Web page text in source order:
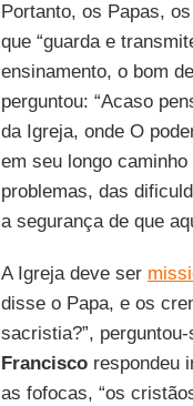
Portanto, os Papas,
que “guarda e
ensinamento, o bom
perguntou: “Acaso
da Igreja, onde O
em seu longo
problemas, das
a segurança de que
A Igreja deve ser
disse o Papa, e os
sacristia?”,
Franciscorespondeu
as fofocas, “os